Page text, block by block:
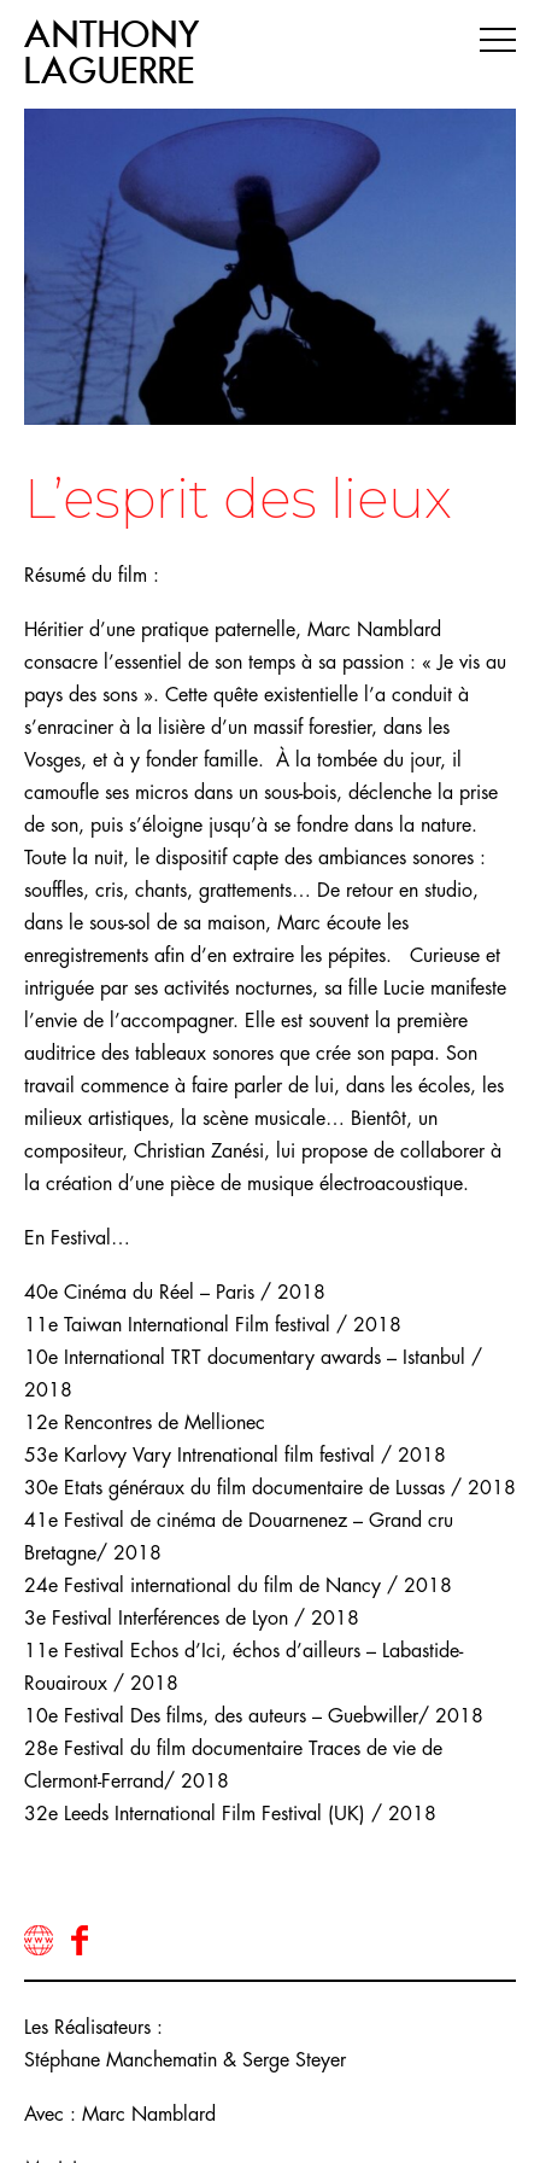
ANTHONY
LAGUERRE
L’esprit des lieux
Résumé du film :
Héritier d’une pratique paternelle, Marc Namblard
consacre l’essentiel de son temps à sa passion : « Je vis au
pays des sons ». Cette quête existentielle l’a conduit à
s’enraciner à la lisière d’un massif forestier, dans les
Vosges, et à y fonder famille. À la tombée du jour, il
camoufle ses micros dans un sous-bois, déclenche la prise
de son, puis s’éloigne jusqu’à se fondre dans la nature.
Toute la nuit, le dispositif capte des ambiances sonores :
souffles, cris, chants, grattements… De retour en studio,
dans le sous-sol de sa maison, Marc écoute les
enregistrements afin d’en extraire les pépites. Curieuse et
intriguée par ses activités nocturnes, sa fille Lucie manifeste
l’envie de l’accompagner. Elle est souvent la première
auditrice des tableaux sonores que crée son papa. Son
travail commence à faire parler de lui, dans les écoles, les
milieux artistiques, la scène musicale… Bientôt, un
compositeur, Christian Zanési, lui propose de collaborer à
la création d’une pièce de musique électroacoustique.
En Festival…
40e Cinéma du Réel – Paris / 2018
11e Taiwan International Film festival / 2018
10e International TRT documentary awards – Istanbul /
2018
12e Rencontres de Mellionec
53e Karlovy Vary Intrenational film festival / 2018
30e Etats généraux du film documentaire de Lussas / 2018
41e Festival de cinéma de Douarnenez – Grand cru
Bretagne/ 2018
24e Festival international du film de Nancy / 2018
3e Festival Interférences de Lyon / 2018
11e Festival Echos d’Ici, échos d’ailleurs – Labastide-
Rouairoux / 2018
10e Festival Des films, des auteurs – Guebwiller/ 2018
28e Festival du film documentaire Traces de vie de
Clermont-Ferrand/ 2018
32e Leeds International Film Festival (UK) / 2018
Les Réalisateurs :
Stéphane Manchematin & Serge Steyer
Avec : Marc Namblard